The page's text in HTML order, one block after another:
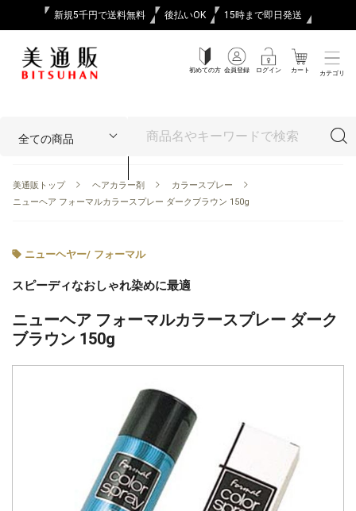
新規5千円で送料無料 後払いOK 15時まで即日発送
初めての方 会員登録 ログイン カート カテゴリ
美通販トップ ヘアカラー剤
カラースプレー
ニューヘア フォーマルカラースプレー ダークブラウン 150g
ニューヘヤー/ フォーマル
スピーディなおしゃれ染めに最適
ニューヘア フォーマルカラースプレー ダーク
ブラウン 150g